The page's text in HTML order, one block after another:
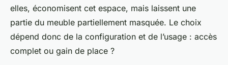
elles, économisent cet espace, mais laissent une
partie du meuble partiellement masquée. Le choix
dépend donc de la configuration et de l’usage : accès
complet ou gain de place ?